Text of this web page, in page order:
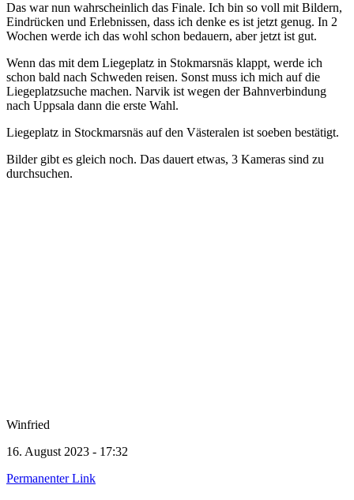
Das war nun wahrscheinlich das Finale. Ich bin so voll mit Bildern,
Eindrücken und Erlebnissen, dass ich denke es ist jetzt genug. In 2
Wochen werde ich das wohl schon bedauern, aber jetzt ist gut.
Wenn das mit dem Liegeplatz in Stokmarsnäs klappt, werde ich
schon bald nach Schweden reisen. Sonst muss ich mich auf die
Liegeplatzsuche machen. Narvik ist wegen der Bahnverbindung
nach Uppsala dann die erste Wahl.
Liegeplatz in Stockmarsnäs auf den Västeralen ist soeben bestätigt.
Bilder gibt es gleich noch. Das dauert etwas, 3 Kameras sind zu
durchsuchen.
Winfried
16. August 2023 - 17:32
Permanenter Link